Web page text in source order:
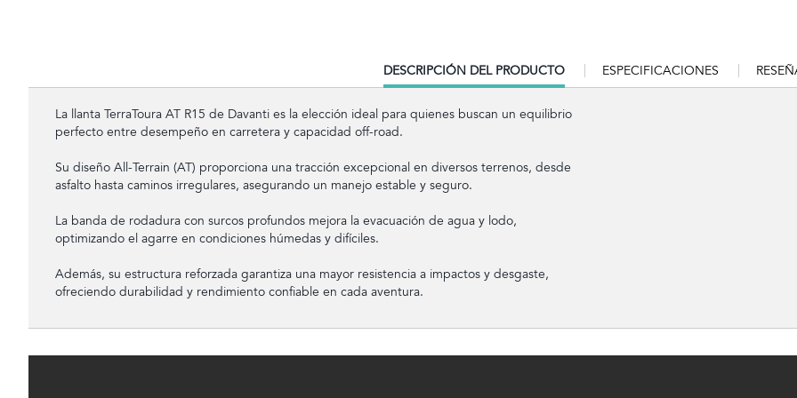
CURRENT
TAB:
DESCRIPCIÓN DEL PRODUCTO ESPECIFICACIONES
La llanta TerraToura AT R15 de Davanti es la elección ideal para quienes buscan un equilibrio
perfecto entre desempeño en carretera y capacidad off-road.
Su diseño All-Terrain (AT) proporciona una tracción excepcional en diversos terrenos, desde
asfalto hasta caminos irregulares, asegurando un manejo estable y seguro.
La banda de rodadura con surcos profundos mejora la evacuación de agua y lodo,
optimizando el agarre en condiciones húmedas y difíciles.
Además, su estructura reforzada garantiza una mayor resistencia a impactos y desgaste,
ofreciendo durabilidad y rendimiento confiable en cada aventura.